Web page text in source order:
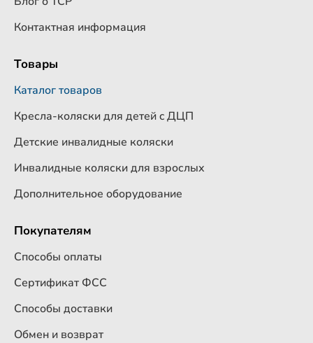
Контактная информация
Товары
Каталог товаров
Кресла-коляски для детей c ДЦП
Детские инвалидные коляски
Инвалидные коляски для взрослых
Дополнительное оборудование
Покупателям
Способы оплаты
Сертификат ФСС
Способы доставки
Обмен и возврат